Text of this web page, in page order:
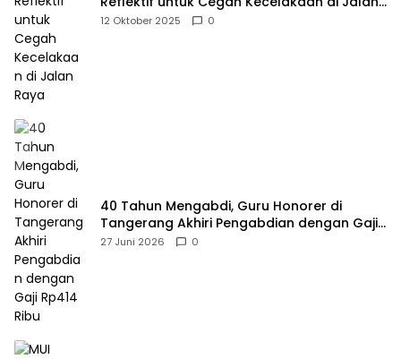
Raya
12 Oktober 2025 0
40 Tahun Mengabdi, Guru Honorer di
Tangerang Akhiri Pengabdian dengan Gaji
Rp414 Ribu
27 Juni 2026 0